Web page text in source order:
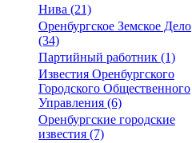
Нива (21)
Оренбургское Земское Дело
(34)
Партийный работник (1)
Известия Оренбургского
Городского Общественного
Управления (6)
Оренбургские городские
известия (7)